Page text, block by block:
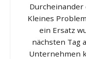
Durcheinander
Kleines
ein Ersatz
nächsten Tag
Unternehmen